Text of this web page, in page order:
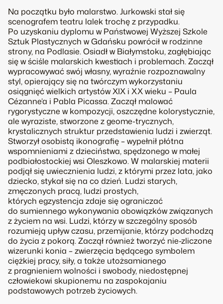
Na początku było malarstwo. Jurkowski stał się
scenografem teatru lalek trochę z przypadku.
Po uzyskaniu dyplomu w Państwowej Wyższej Szkole
Sztuk Plastycznych w Gdańsku powrócił w rodzinne
strony, na Podlasie. Osiadł w Białymstoku, zagłębiając
się w ściśle malarskich kwestiach i problemach. Zaczął
wypracowywać swój własny, wyraźnie rozpoznawalny
styl, opierający się na twórczym wykorzystaniu
osiągnięć wielkich artystów XIX i XX wieku – Paula
Cézanne’a i Pabla Picassa. Zaczął malować
rygorystyczne w kompozycji, oszczędne kolorystycznie,
ale wyraziste, stworzone z geome-trycznych,
krystalicznych struktur przedstawienia ludzi i zwierząt.
Stworzył osobistą ikonografię – wypełnił płótna
wspomnieniami z dzieciństwa, spędzonego w małej
podbiałostockiej wsi Oleszkowo. W malarskiej materii
podjął się uwiecznienia ludzi, z którymi przez lata, jako
dziecko, stykał się na co dzień. Ludzi starych,
zmęczonych pracą, ludzi prostych,
których egzystencja zdaje się ograniczać
do sumiennego wykonywania obowiązków związanych
z życiem na wsi. Ludzi, którzy w szczególny sposób
rozumieją upływ czasu, przemijanie, którzy podchodzą
do życia z pokorą. Zaczął również tworzyć nie-zliczone
wizerunki konia – zwierzęcia będącego symbolem
ciężkiej pracy, siły, a także utożsamianego
z pragnieniem wolności i swobody, niedostępnej
człowiekowi skupionemu na zaspokajaniu
podstawowych potrzeb życiowych.